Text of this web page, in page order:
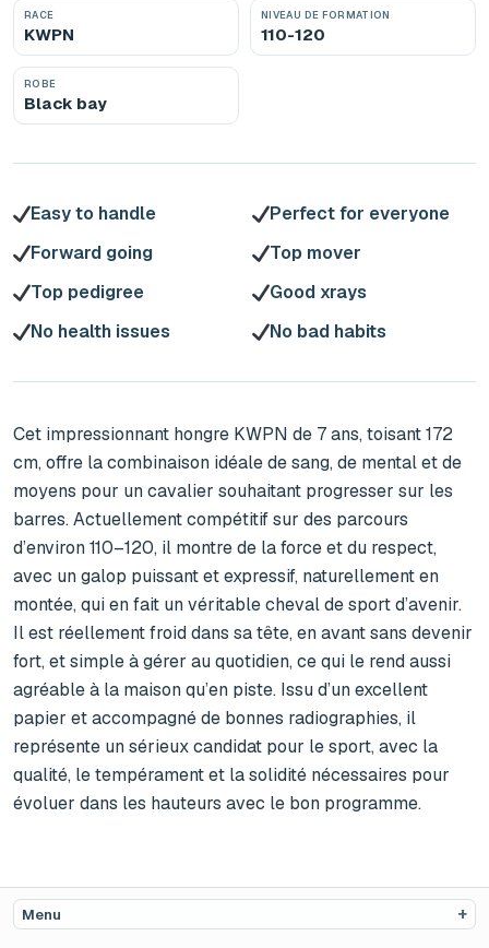
RACE
KWPN
NIVEAU DE FORMATION
110-120
ROBE
Black bay
Easy to handle
Perfect for everyone
Forward going
Top mover
Top pedigree
Good xrays
No health issues
No bad habits
Cet impressionnant hongre KWPN de 7 ans, toisant 172
cm, offre la combinaison idéale de sang, de mental et de
moyens pour un cavalier souhaitant progresser sur les
barres. Actuellement compétitif sur des parcours
d’environ 110–120, il montre de la force et du respect,
avec un galop puissant et expressif, naturellement en
montée, qui en fait un véritable cheval de sport d’avenir.
Il est réellement froid dans sa tête, en avant sans devenir
fort, et simple à gérer au quotidien, ce qui le rend aussi
agréable à la maison qu’en piste. Issu d’un excellent
papier et accompagné de bonnes radiographies, il
représente un sérieux candidat pour le sport, avec la
qualité, le tempérament et la solidité nécessaires pour
évoluer dans les hauteurs avec le bon programme.
Menu